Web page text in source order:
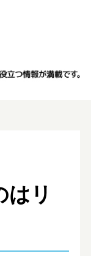
はリ